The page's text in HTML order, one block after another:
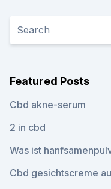
Featured Posts
Cbd akne-serum
2 in cbd
Was ist
Cbd gesichtscreme